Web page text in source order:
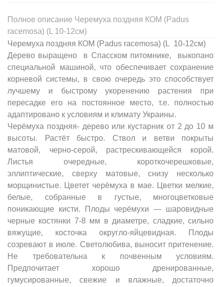
Полное описание Черемуха поздняя КОМ (Padus
racemosa) (L 10-12см)
Черемуха поздняя КОМ (Padus racemosa) (L 10-12см)
Дерево выращено в Спасском питомнике, выкопано
специальной машиной, что обеспечивает сохранение
корневой системы, в свою очередь это способствует
лучшему и быстрому укоренению растения при
пересадке его на постоянное место, т.е. полностью
адаптировано к условиям и климату Украины.
Черёмуха поздняя- дерево или кустарник от 2 до 10 м
высоты. Растёт быстро. Ствол и ветви покрыты
матовой, черно-серой, растрескивающейся корой.
Листья очередные, короткочерешковые,
эллиптические, сверху матовые, снизу несколько
морщинистые. Цветет черёмуха в мае. Цветки мелкие,
белые, собранные в густые, многоцветковые
поникающие кисти. Плоды черёмухи — шаровидные
черные костянки 7-8 мм в диаметре, сладкие, сильно
вяжущие, косточка округло-яйцевидная. Плоды
созревают в июле. Светолюбива, выносит притенение.
Не требовательна к почвенным условиям.
Предпочитает хорошо дренированные,
гумусированные, свежие и влажные, достаточно